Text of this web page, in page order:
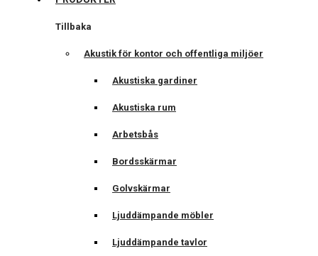
Tillbaka
Akustik för kontor och offentliga miljöer
Akustiska gardiner
Akustiska rum
Arbetsbås
Bordsskärmar
Golvskärmar
Ljuddämpande möbler
Ljuddämpande tavlor